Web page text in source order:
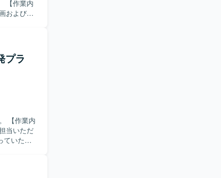
および運
識して
い、自
の成長
、個と
出、イン
なプロ
るための
の集約に
的に活躍
用や
プラ
当いただ
ていただ
題を発